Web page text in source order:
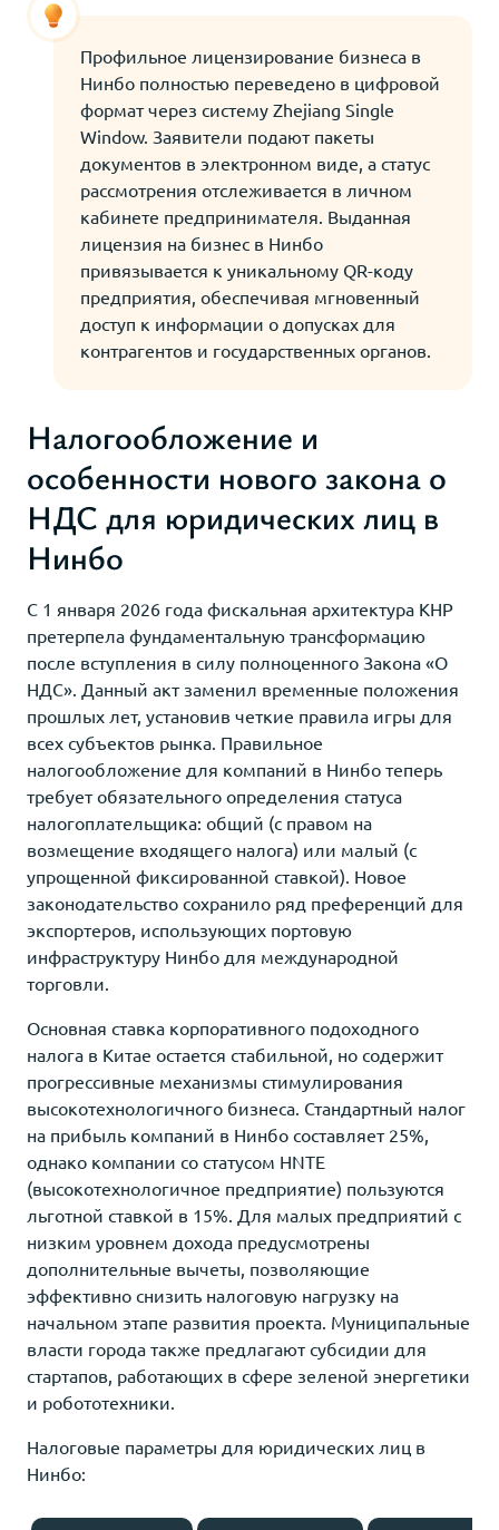
Профильное лицензирование бизнеса в
Нинбо полностью переведено в цифровой
формат через систему Zhejiang Single
Window. Заявители подают пакеты
документов в электронном виде, а статус
рассмотрения отслеживается в личном
кабинете предпринимателя. Выданная
лицензия на бизнес в Нинбо
привязывается к уникальному QR-коду
предприятия, обеспечивая мгновенный
доступ к информации о допусках для
контрагентов и государственных органов.
Налогообложение и
особенности нового закона о
НДС для юридических лиц в
Нинбо
С 1 января 2026 года фискальная архитектура КНР
претерпела фундаментальную трансформацию
после вступления в силу полноценного Закона «О
НДС». Данный акт заменил временные положения
прошлых лет, установив четкие правила игры для
всех субъектов рынка. Правильное
налогообложение для компаний в Нинбо теперь
требует обязательного определения статуса
налогоплательщика: общий (с правом на
возмещение входящего налога) или малый (с
упрощенной фиксированной ставкой). Новое
законодательство сохранило ряд преференций для
экспортеров, использующих портовую
инфраструктуру Нинбо для международной
торговли.
Основная ставка корпоративного подоходного
налога в Китае остается стабильной, но содержит
прогрессивные механизмы стимулирования
высокотехнологичного бизнеса. Стандартный налог
на прибыль компаний в Нинбо составляет 25%,
однако компании со статусом HNTE
(высокотехнологичное предприятие) пользуются
льготной ставкой в 15%. Для малых предприятий с
низким уровнем дохода предусмотрены
дополнительные вычеты, позволяющие
эффективно снизить налоговую нагрузку на
начальном этапе развития проекта. Муниципальные
власти города также предлагают субсидии для
стартапов, работающих в сфере зеленой энергетики
и робототехники.
Налоговые параметры для юридических лиц в
Нинбо: